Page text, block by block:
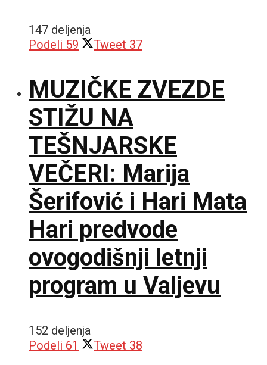
147 deljenja
Podeli 59 Tweet 37
MUZIČKE ZVEZDE
STIŽU NA
TEŠNJARSKE
VEČERI: Marija
Šerifović i Hari Mata
Hari predvode
ovogodišnji letnji
program u Valjevu
152 deljenja
Podeli 61 Tweet 38